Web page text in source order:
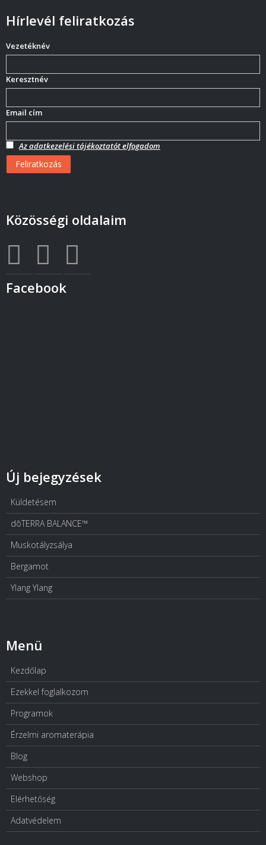
Hírlevél feliratkozás
Vezetéknév
Keresztnév
Email cím
Az adatkezelési tájékoztatót elfogadom
Közösségi oldalaim
Facebook
Új bejegyzések
Küldetésem
dōTERRA BALANCE™
Muskotályzsálya
Bergamot
Ylang Ylang
Menü
Kezdőlap
Ezekkel foglalkozom
Programok
Érzelmi aromaterápia
Blog
Webshop
Elérhetőség
Adatvédelem